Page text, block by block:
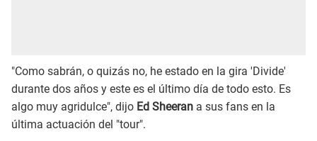
"Como sabrán, o quizás no, he estado en la gira 'Divide'
durante dos años y este es el último día de todo esto. Es
algo muy agridulce", dijo Ed Sheeran a sus fans en la
última actuación del "tour".